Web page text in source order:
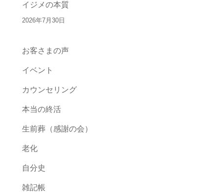
イジメの本質
2026年7月30日
お客さまの声
イベント
カウンセリング
本当の終活
生前葬（感謝の会）
老化
自分史
雑記帳